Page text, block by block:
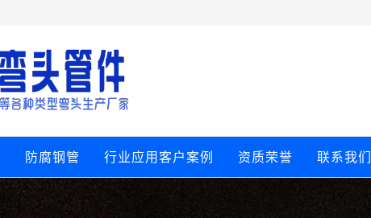
防腐钢管 行业应用客户案例 资质荣誉 联系我们